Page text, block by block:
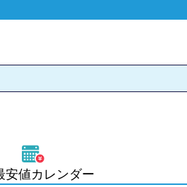
安値カレンダー